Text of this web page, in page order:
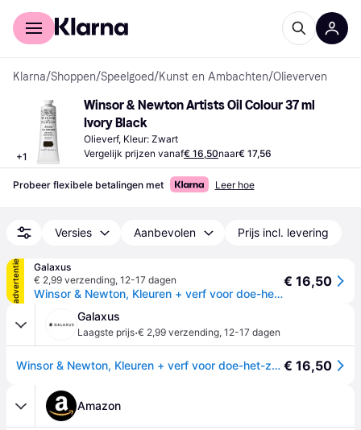
Voor shoppers
Klarna/Shoppen/Speelgoed/Kunst en Ambachten/Olieverven
+1
Winsor & Newton Artists Oil Colour 37 ml
Ivory Black
Olieverf, Kleur: Zwart
Vergelijk prijzen vanaf€ 16,50naar€ 17,56
Probeer flexibele betalingen met Leer hoe
Versies Aanbevolen Prijs incl. levering
advertentie
Galaxus
€ 2,99 verzending, 12-17 dagen
Winsor & Newton, Kleuren + verf voor doe-het-zelvers, Artists oil colour 37ml ivory black 331 (37ml)
€ 16,50
Galaxus
Laagste prijs·€ 2,99 verzending, 12-17 dagen
Winsor & Newton, Kleuren + verf voor doe-het-zelvers, Artists oil colour 37ml ivory black 331 (37ml) € 16,50
Amazon